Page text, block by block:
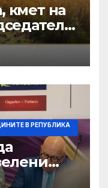
кмет на
е
влиза
В РЕПУБЛИКА